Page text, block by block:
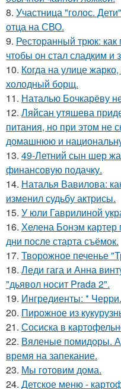
8. Участница "голос.
отца на СВО.
9. Ресторанный трюк: как
чтобы он стал сладким и
10. Когда на улице
холодный борщ.
11. Наталью Бочкарёву
12. Ляйсан утяшева
питания, но при этом не
домашнюю и
13. 49-Летний сын шер
финансовую подачку.
14. Наталья Вавилова:
изменил судьбу актрисы.
15. У юли Гаврилиной
16. Хелена Бонэм картер
дни после старта съёмок.
17. Творожное печенье
18. Леди гага и Анна
"дьявол носит Prada 2".
19. Ингредиенты: * Черри.
20. Пирожное из
21. Сосиска в
22. Вяленые помидоры.
время на запекание.
23. Мы готовим дома.
24. Детское меню -